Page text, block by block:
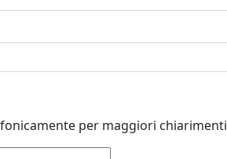
per maggiori chiarimenti